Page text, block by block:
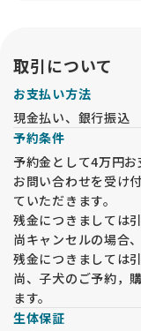
取引について
お支払い方法
現金払い、銀行振込
予約条件
予約金として4万円
お問い合わせを受け
ていただきます。
残金につきましては
尚キャンセルの場合
残金につきましては
尚、子犬のご予約，
ます。
生体保証